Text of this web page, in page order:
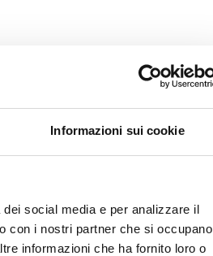
Informazioni sui cookie
social media e per analizzare il
con i nostri partner che si occupano
informazioni che ha fornito loro o